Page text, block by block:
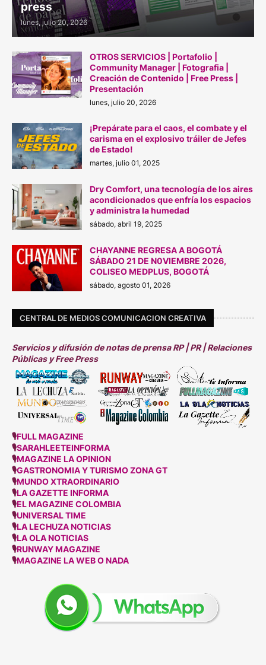
press
lunes, julio 20, 2026
OTROS SERVICIOS | Portafolio |
Community Manager | Fotografia |
Creación de Contenido | Free Press |
Presentación
lunes, julio 20, 2026
¡Prepárate para el caos, el combate y el
carisma en el explosivo tráiler de Jefes
de Estado!
martes, julio 01, 2025
Dry Comfort, una tecnología de los aires
acondicionados que enfría los espacios
y administra la humedad
sábado, abril 19, 2025
CHAYANNE REGRESA A BOGOTÁ
SÁBADO 21 DE N0VIEMBRE 2026,
COLISEO MEDPLUS, BOGOTÁ
sábado, agosto 01, 2026
CENTRAL DE MEDIOS COMUNICACION CREATIVA
Servicios y difusión de notas de prensa RP | PR | Relaciones
Públicas y Free Press
🎙FULL MAGAZINE
🎙SARAHLEETEINFORMA
🎙MAGAZINE LA OPINION
🎙GASTRONOMIA Y TURISMO ZONA GT
🎙MUNDO XTRAORDINARIO
🎙LA GAZETTE INFORMA
🎙EL MAGAZINE COLOMBIA
🎙UNIVERSAL TIME
🎙LA LECHUZA NOTICIAS
🎙LA OLA NOTICIAS
🎙RUNWAY MAGAZINE
🎙MAGAZINE LA WEB O NADA